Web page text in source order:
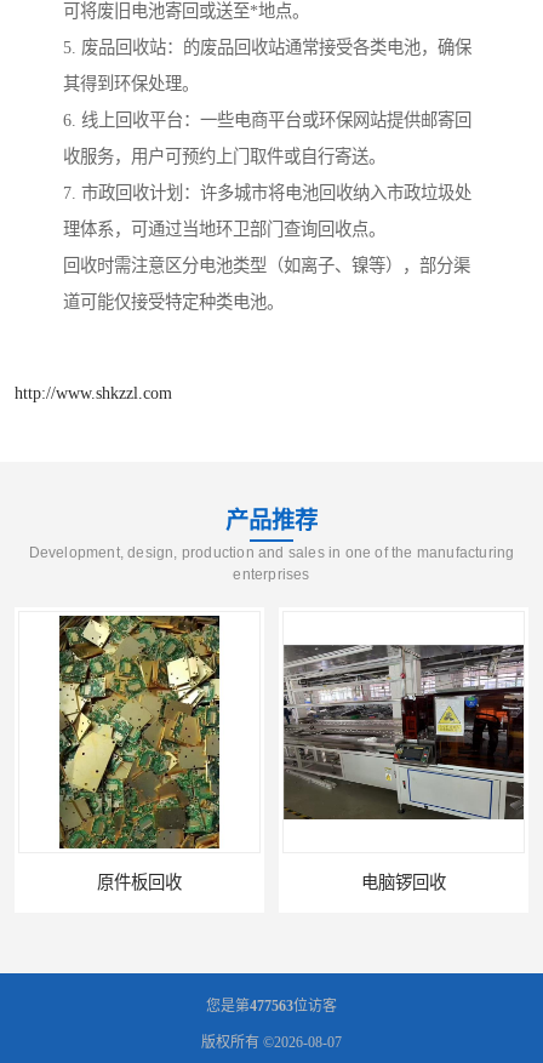
可将废旧电池寄回或送至*地点。
5. 废品回收站：的废品回收站通常接受各类电池，确保
其得到环保处理。
6. 线上回收平台：一些电商平台或环保网站提供邮寄回
收服务，用户可预约上门取件或自行寄送。
7. 市政回收计划：许多城市将电池回收纳入市政垃圾处
理体系，可通过当地环卫部门查询回收点。
回收时需注意区分电池类型（如离子、镍等），部分渠
道可能仅接受特定种类电池。
http://www.shkzzl.com
产品推荐
Development, design, production and sales in one of the manufacturing
enterprises
电脑锣回收
您是第477563位访客
版权所有 ©2026-08-07